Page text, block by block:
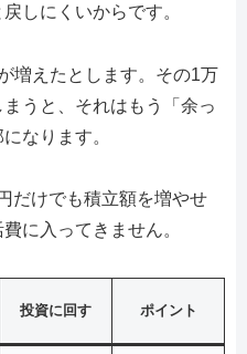
しにくいからです。
増えたとします。その1万
うと、それはもう「余っ
なります。
だけでも積立額を増やせ
に入ってきません。
投資に回す ポイント